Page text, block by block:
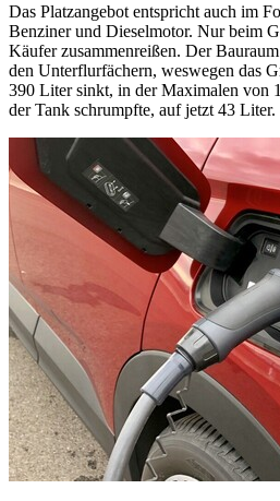
Das Platzangebot entspricht auch im
Benziner und Dieselmotor. Nur beim
Käufer zusammenreißen. Der
den Unterflurfächern, weswegen das
390 Liter sinkt, in der Maximalen von
der Tank schrumpfte, auf jetzt 43 Liter.